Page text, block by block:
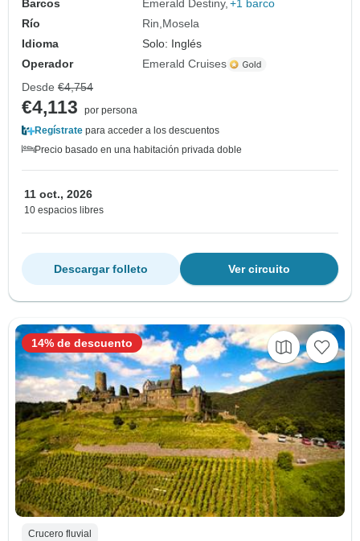
Barcos Emerald Destiny +1 barco
Río
Rin Mosela
Idioma
Solo: Inglés
Operador
Emerald Cruises
Desde €4,754
€4,113
por persona
Regístrate para acceder a los descuentos
Precio basado en una habitación privada doble
11 oct., 2026
10 espacios libres
Ver circuito
Descargar folleto
Crucero fluvial
14% de descuento